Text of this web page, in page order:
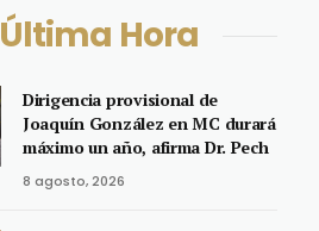
Última Hora
Dirigencia provisional de
Joaquín González en MC durará
máximo un año, afirma Dr. Pech
8 agosto, 2026